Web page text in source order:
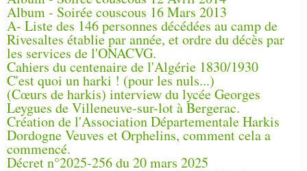
Album - Soirée couscous 16 Mars 2013
A- Liste des 146 personnes décédées au camp de
Rivesaltes établie par année, et ordre du décès par
les services de l'ONACVG.
Cahiers du centenaire de l'Algérie 1830/1930
C'est quoi un harki ! (pour les nuls...)
(Cœurs de harkis) interview du lycée Georges
Leygues de Villeneuve-sur-lot à Bergerac.
Création de l'Association Départementale Harkis
Dordogne Veuves et Orphelins, comment cela a
commencé.
Décret n°2025-256 du 20 mars 2025